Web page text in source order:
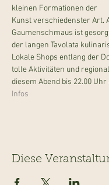
kleinen Formationen der
Kunst verschiedenster Art.
Gaumenschmaus ist
der langen Tavolata
Lokale Shops entlang der
tolle Aktivitäten und
diesem Abend bis 22.00 Uhr
Infos
Diese